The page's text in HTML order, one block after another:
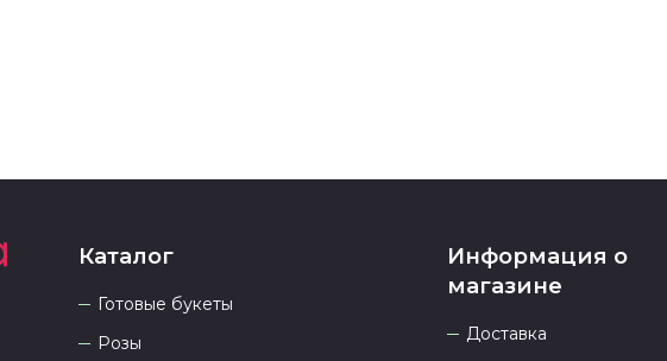
Каталог
Готовые букеты
Розы
Информация о
магазине
Доставка